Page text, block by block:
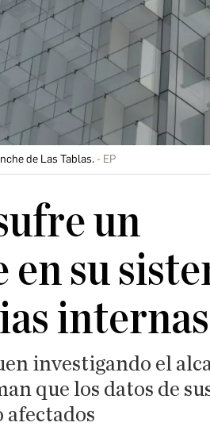
de Las Tablas. EP
un
su
internas
investigando el
que los datos de
afectados